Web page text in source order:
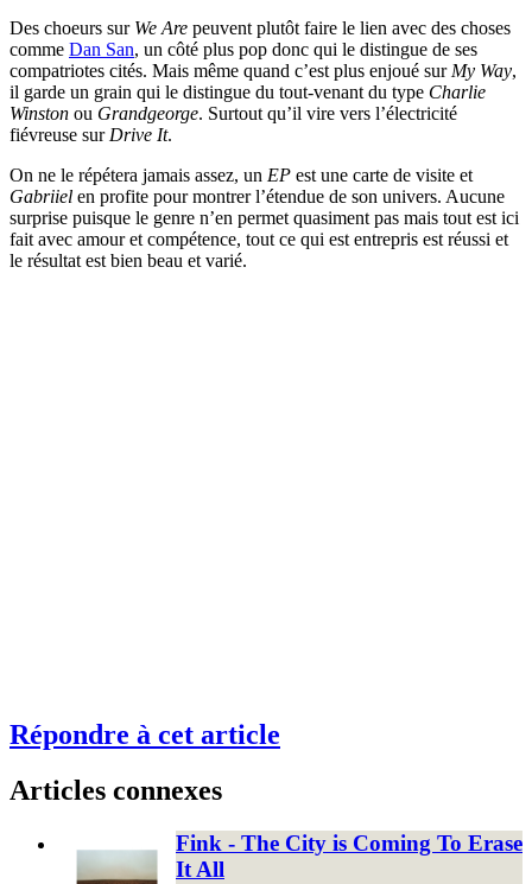
Des choeurs sur We Are peuvent plutôt faire le lien avec des choses
comme Dan San, un côté plus pop donc qui le distingue de ses
compatriotes cités. Mais même quand c’est plus enjoué sur My Way,
il garde un grain qui le distingue du tout-venant du type Charlie
Winston ou Grandgeorge. Surtout qu’il vire vers l’électricité
fiévreuse sur Drive It.
On ne le répétera jamais assez, un EP est une carte de visite et
Gabriiel en profite pour montrer l’étendue de son univers. Aucune
surprise puisque le genre n’en permet quasiment pas mais tout est ici
fait avec amour et compétence, tout ce qui est entrepris est réussi et
le résultat est bien beau et varié.
Répondre à cet article
Articles connexes
Fink - The City is Coming To Erase
It All